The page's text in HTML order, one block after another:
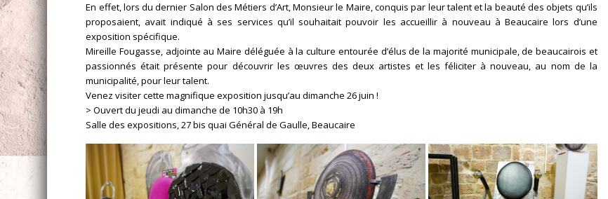
En effet, lors du dernier Salon des Métiers d’Art, Monsieur le Maire, conquis par leur talent et la beauté des objets qu’ils
proposaient, avait indiqué à ses services qu’il souhaitait pouvoir les accueillir à nouveau à Beaucaire lors d’une
exposition spécifique.
Mireille Fougasse, adjointe au Maire déléguée à la culture entourée d’élus de la majorité municipale, de beaucairois et
passionnés était présente pour découvrir les œuvres des deux artistes et les féliciter à nouveau, au nom de la
municipalité, pour leur talent.
Venez visiter cette magnifique exposition jusqu’au dimanche 26 juin !
> Ouvert du jeudi au dimanche de 10h30 à 19h
Salle des expositions, 27 bis quai Général de Gaulle, Beaucaire